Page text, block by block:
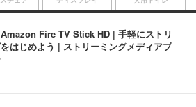
Amazon Fire TV Stick HD | 手軽にストリ
はじめよう | ストリーミングメディアプ